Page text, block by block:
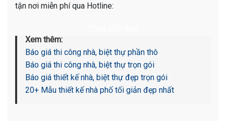
tận nơi miễn phí qua Hotline:
Xem thêm:
Báo giá thi công nhà, biệt thự phần thô
Báo giá thi công nhà, biệt thự trọn gói
Báo giá thiết kế nhà, biệt thự đẹp trọn gói
20+ Mẫu thiết kế nhà phố tối giản đẹp nhất